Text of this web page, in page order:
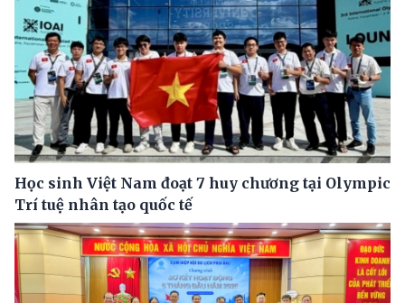
Học sinh Việt Nam đoạt 7 huy chương tại Olympic
Trí tuệ nhân tạo quốc tế